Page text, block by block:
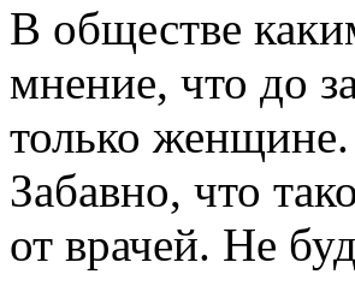
В обществе
мнение, что до
только
Забавно, что
от врачей. Не